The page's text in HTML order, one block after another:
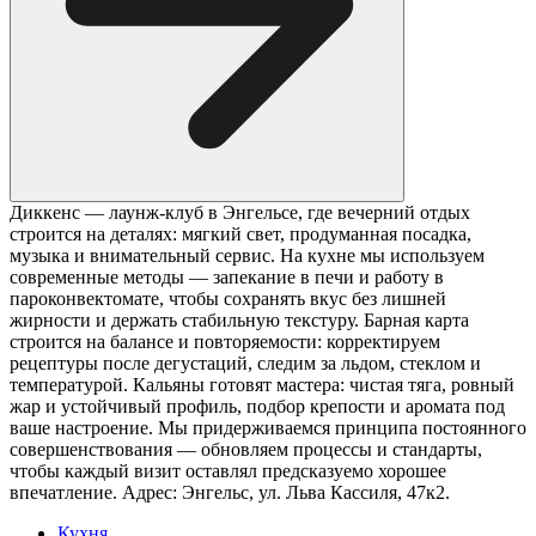
Диккенс — лаунж-клуб в Энгельсе, где вечерний отдых
строится на деталях: мягкий свет, продуманная посадка,
музыка и внимательный сервис. На кухне мы используем
современные методы — запекание в печи и работу в
пароконвектомате, чтобы сохранять вкус без лишней
жирности и держать стабильную текстуру. Барная карта
строится на балансе и повторяемости: корректируем
рецептуры после дегустаций, следим за льдом, стеклом и
температурой. Кальяны готовят мастера: чистая тяга, ровный
жар и устойчивый профиль, подбор крепости и аромата под
ваше настроение. Мы придерживаемся принципа постоянного
совершенствования — обновляем процессы и стандарты,
чтобы каждый визит оставлял предсказуемо хорошее
впечатление. Адрес: Энгельс, ул. Льва Кассиля, 47к2.